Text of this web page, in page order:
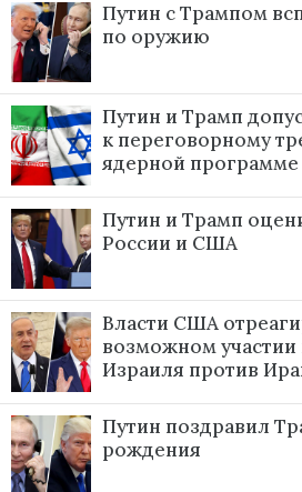
Путин с Трампом
по оружию
Путин и Трамп
к переговорному
ядерной программе
Путин и Трамп
России и США
Власти США
возможном участии
Израиля против
Путин поздравил
рождения